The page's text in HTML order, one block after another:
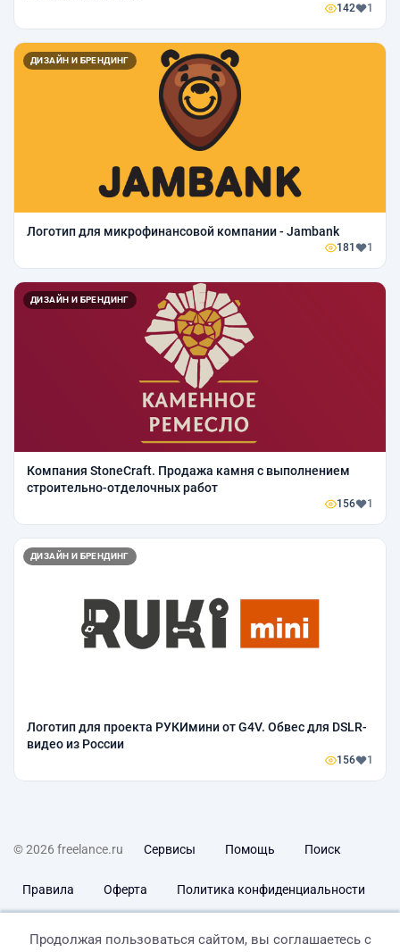
142 1
ДИЗАЙН И БРЕНДИНГ
Логотип для микрофинансовой компании - Jambank
181 1
ДИЗАЙН И БРЕНДИНГ
Компания StoneCraft. Продажа камня с выполнением
строительно-отделочных работ
156 1
ДИЗАЙН И БРЕНДИНГ
Логотип для проекта РУКИмини от G4V. Обвес для DSLR-
видео из России
156 1
© 2026 freelance.ru Сервисы Помощь Поиск
Правила Оферта Политика конфиденциальности
Продолжая пользоваться сайтом, вы соглашаетесь с